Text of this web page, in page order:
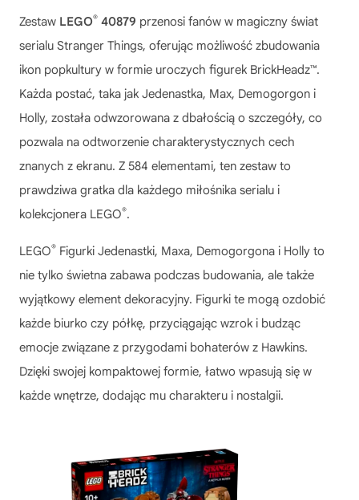
Zestaw LEGO® 40879 przenosi fanów w magiczny świat
serialu Stranger Things, oferując możliwość zbudowania
ikon popkultury w formie uroczych figurek BrickHeadz™.
Każda postać, taka jak Jedenastka, Max, Demogorgon i
Holly, została odwzorowana z dbałością o szczegóły, co
pozwala na odtworzenie charakterystycznych cech
znanych z ekranu. Z 584 elementami, ten zestaw to
prawdziwa gratka dla każdego miłośnika serialu i
kolekcjonera LEGO®.
LEGO® Figurki Jedenastki, Maxa, Demogorgona i Holly to
nie tylko świetna zabawa podczas budowania, ale także
wyjątkowy element dekoracyjny. Figurki te mogą ozdobić
każde biurko czy półkę, przyciągając wzrok i budząc
emocje związane z przygodami bohaterów z Hawkins.
Dzięki swojej kompaktowej formie, łatwo wpasują się w
każde wnętrze, dodając mu charakteru i nostalgii.